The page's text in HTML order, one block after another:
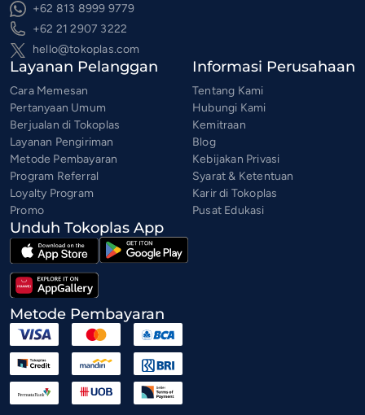
+62 813 8999 9779
+62 21 2907 3222
hello@tokoplas.com
Layanan Pelanggan
Cara Memesan
Pertanyaan Umum
Berjualan di Tokoplas
Layanan Pengiriman
Metode Pembayaran
Program Referral
Loyalty Program
Promo
Informasi Perusahaan
Tentang Kami
Hubungi Kami
Kemitraan
Blog
Kebijakan Privasi
Syarat & Ketentuan
Karir di Tokoplas
Pusat Edukasi
Unduh Tokoplas App
Metode Pembayaran